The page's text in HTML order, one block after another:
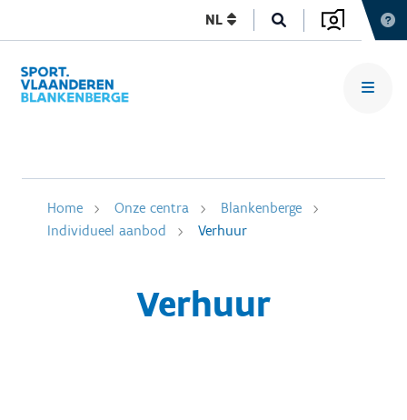
NL
Home Onze centra
Blankenberge
Individueel aanbod
Verhuur
Verhuur